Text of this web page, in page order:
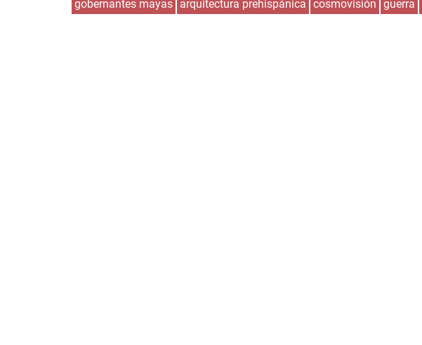
gobernantes mayas arquitectura prehispánica cosmovisión guerra